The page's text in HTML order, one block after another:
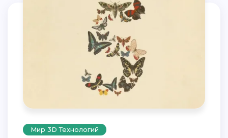
Мир 3D Технологий